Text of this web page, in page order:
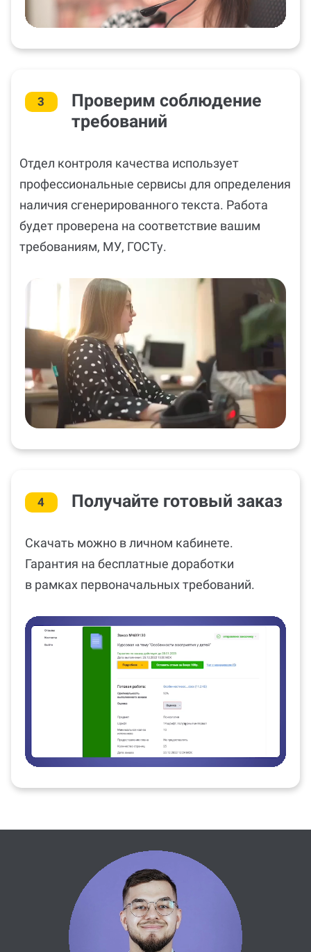
3
Проверим соблюдение
требований
Отдел контроля качества использует
профессиональные сервисы для определения
наличия сгенерированного текста. Работа
будет проверена на соответствие вашим
требованиям, МУ, ГОСТу.
4 Получайте готовый заказ
Скачать можно в личном кабинете.
Гарантия на бесплатные доработки
в рамках первоначальных требований.